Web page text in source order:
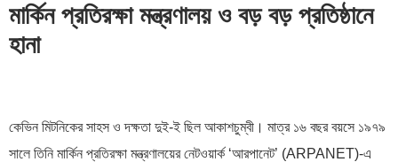
মার্কিন প্রতিরক্ষা মন্ত্রণালয় ও বড় বড় প্রতিষ্ঠানে
হানা
কেভিন মিটনিকের সাহস ও দক্ষতা দুই-ই ছিল আকাশচুম্বী। মাত্র ১৬ বছর বয়সে ১৯৭৯
সালে তিনি মার্কিন প্রতিরক্ষা মন্ত্রণালয়ের নেটওয়ার্ক ‘আরপানেট’ (ARPANET)-এ